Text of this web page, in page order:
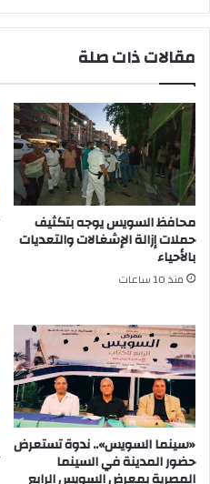
2020،
تنظيم
المخلفات
.
مقالات ذات صلة
محافظ السويس يوجه بتكثيف
حملات إزالة الإشغالات والتعديات
بالأحياء
منذ 10 ساعات
«سينما السويس».. ندوة تستعرض
حضور المدينة في السينما
المصرية بمعرض السويس الرابع